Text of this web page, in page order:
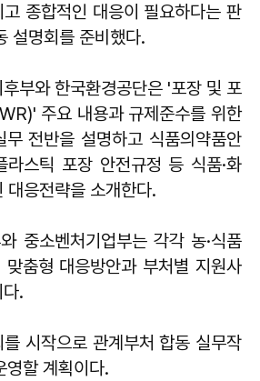
종합적인 대응이 필요하다는 판
설명회를 준비했다.
부와 한국환경공단은 '포장 및 포
주요 내용과 규제준수를 위한
무 전반을 설명하고 식품의약품안
라스틱 포장 안전규정 등 식품·화
대응전략을 소개한다.
중소벤처기업부는 각각 농·식품
맞춤형 대응방안과 부처별 지원사
.
시작으로 관계부처 합동 실무작
할 계획이다.